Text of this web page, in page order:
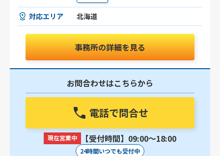
対応エリア 北海道
事務所の詳細を見る
お問合わせはこちらから
電話で問合せ
現在営業中 【受付時間】09:00〜18:00
24時間いつでも受付中